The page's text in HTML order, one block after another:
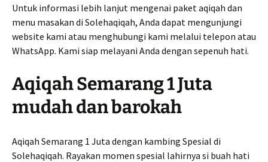
Untuk informasi lebih lanjut mengenai paket aqiqah dan
menu masakan di Solehaqiqah, Anda dapat mengunjungi
website kami atau menghubungi kami melalui telepon atau
WhatsApp. Kami siap melayani Anda dengan sepenuh hati.
Aqiqah Semarang 1 Juta
mudah dan barokah
Aqiqah Semarang 1 Juta dengan kambing Spesial di
Solehaqiqah. Rayakan momen spesial lahirnya si buah hati